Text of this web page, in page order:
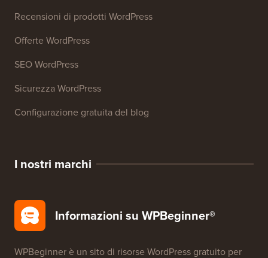
Recensioni di prodotti WordPress
Offerte WordPress
SEO WordPress
Sicurezza WordPress
Configurazione gratuita del blog
I nostri marchi
Informazioni su WPBeginner®
WPBeginner è un sito di risorse WordPress gratuito per